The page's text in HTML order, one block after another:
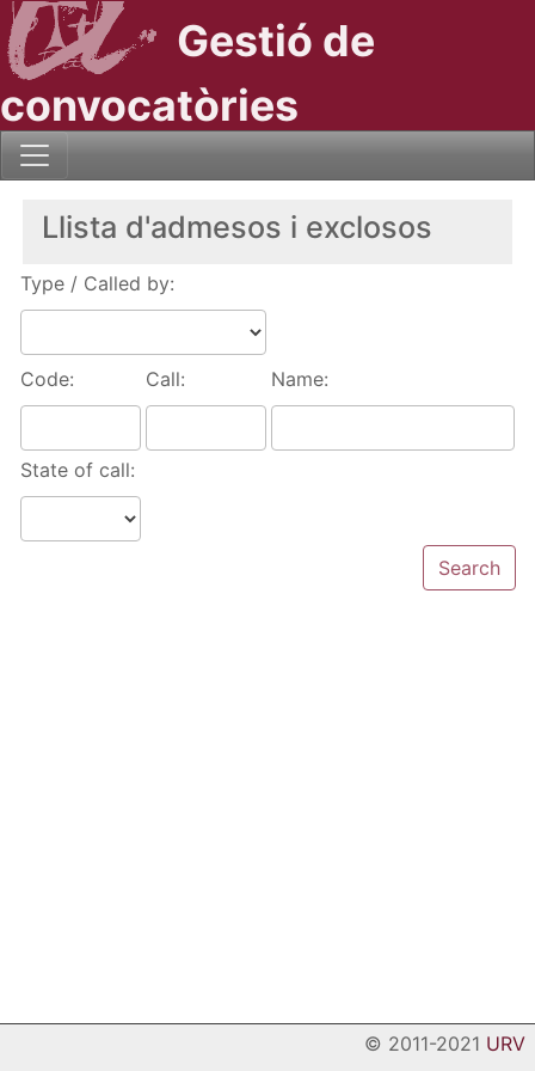
Gestió de
convocatòries
Llista d'admesos i exclosos
Type / Called by:
Code: Call: Name:
State of call:
© 2011-2021 URV